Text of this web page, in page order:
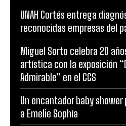
UNAH Cortés entrega
reconocidas empresas del
Miguel Sorto celebra 20
artística con la exposición
Admirable” en el CCS
Un encantador baby
a Emelie Sophía